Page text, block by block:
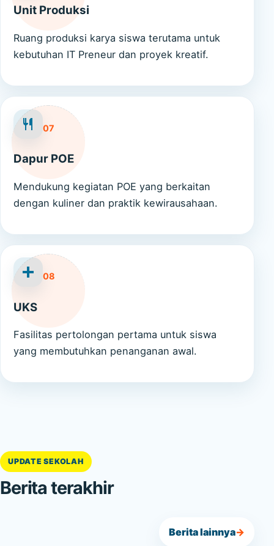
Unit Produksi
Ruang produksi karya siswa terutama untuk
kebutuhan IT Preneur dan proyek kreatif.
07
Dapur POE
Mendukung kegiatan POE yang berkaitan
dengan kuliner dan praktik kewirausahaan.
08
UKS
Fasilitas pertolongan pertama untuk siswa
yang membutuhkan penanganan awal.
UPDATE SEKOLAH
Berita terakhir
Berita lainnya